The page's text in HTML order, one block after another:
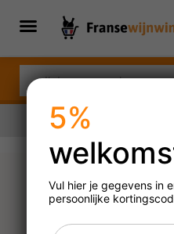
5%
Vul hier je gegevens in
persoonlijke